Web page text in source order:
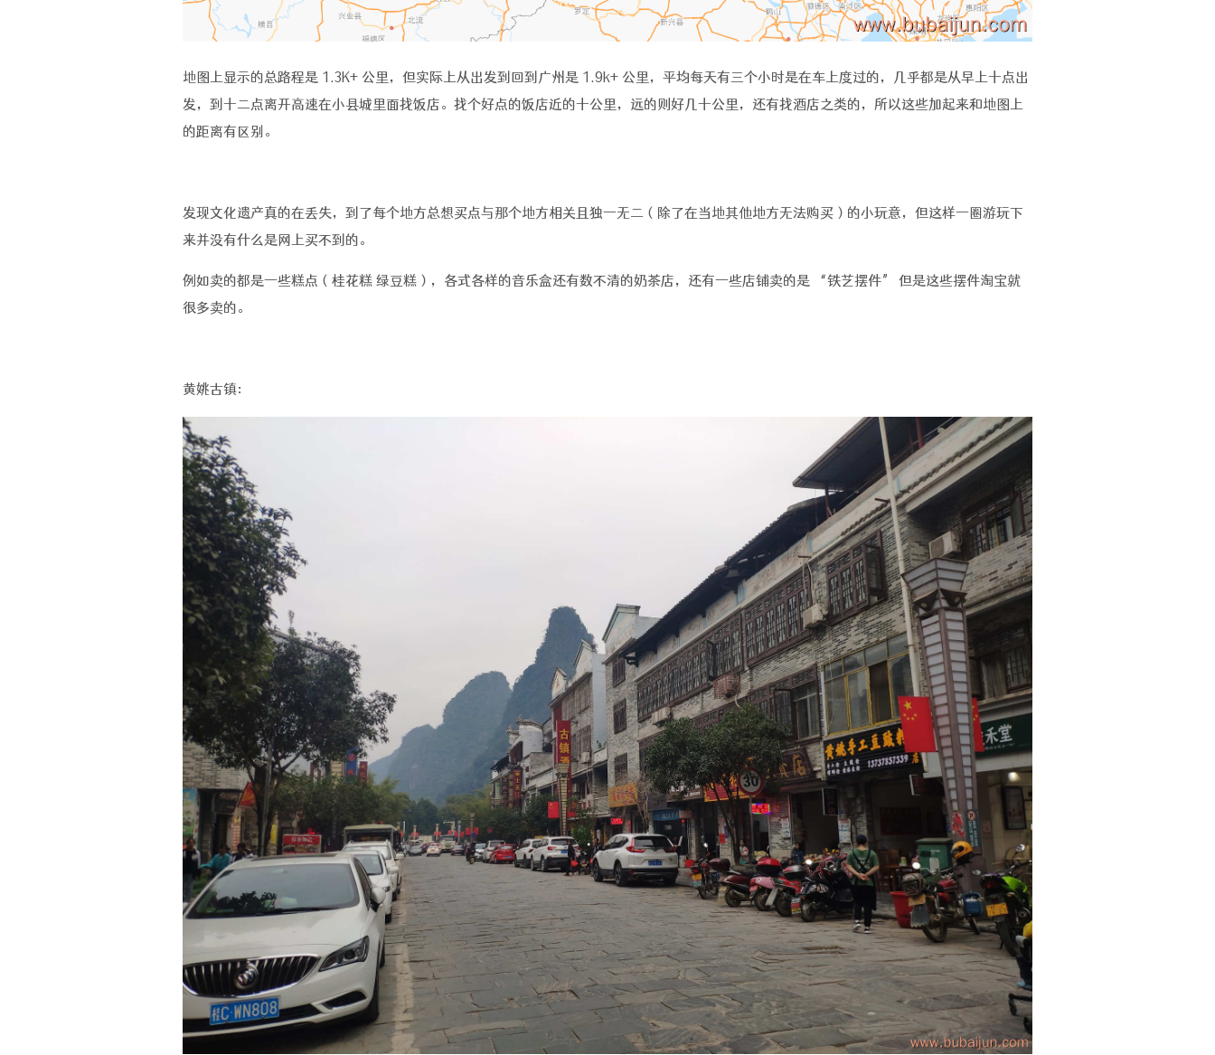
地图上显示的总路程是 1.3K+ 公里，但实际上从出发到回到广州是 1.9k+ 公里，平均每天有三个小时是在车上度过的，几乎都是从早上十点出
发，到十二点离开高速在小县城里面找饭店。找个好点的饭店近的十公里，远的则好几十公里，还有找酒店之类的，所以这些加起来和地图上
的距离有区别。
发现文化遗产真的在丢失，到了每个地方总想买点与那个地方相关且独一无二（除了在当地其他地方无法购买）的小玩意，但这样一圈游玩下
来并没有什么是网上买不到的。
例如卖的都是一些糕点（桂花糕 绿豆糕），各式各样的音乐盒还有数不清的奶茶店，还有一些店铺卖的是 “铁艺摆件” 但是这些摆件淘宝就
很多卖的。
黄姚古镇：